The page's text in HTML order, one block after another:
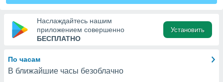
к этому
доступ
Наслаждайтесь нашим
приложением совершенно
БЕСПЛАТНО
Установить
По часам
В ближайшие часы безоблачно